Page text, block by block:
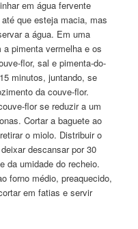
em água fervente
que esteja macia, mas
a água. Em uma
pimenta vermelha e os
flor, sal e pimenta-do-
minutos, juntando, se
da couve-flor.
flor se reduzir a um
Cortar a baguete ao
o miolo. Distribuir o
descansar por 30
da umidade do recheio.
forno médio, preaquecido,
em fatias e servir